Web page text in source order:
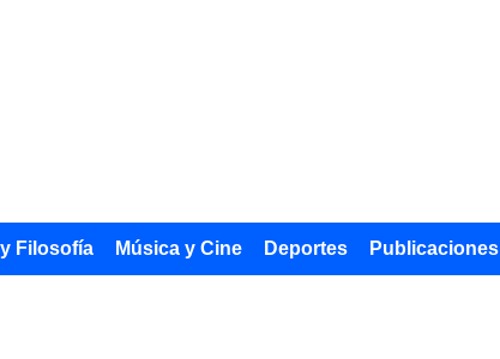
Filosofía Música y Cine Deportes Publicaciones